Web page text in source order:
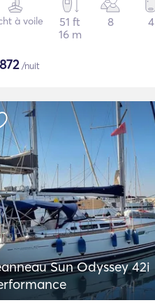
à voile
51 ft
16 m
8 4
872/nuit
Sun Odyssey 42i